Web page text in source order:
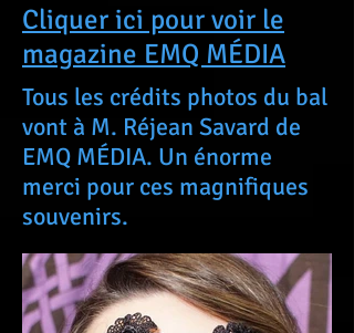
Cliquer ici pour voir le
magazine EMQ MÉDIA
Tous les crédits photos du bal
vont à M. Réjean Savard de
EMQ MÉDIA. Un énorme
merci pour ces magnifiques
souvenirs.